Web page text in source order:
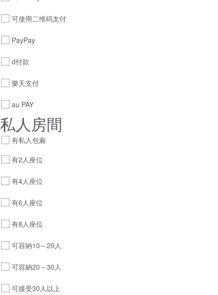
可使用二维码支付
PayPay
d付款
樂天支付
au PAY
私人房間
有私人包廂
有2人座位
有4人座位
有6人座位
有8人座位
可容納10～20人
可容納20～30人
可接受30人以上